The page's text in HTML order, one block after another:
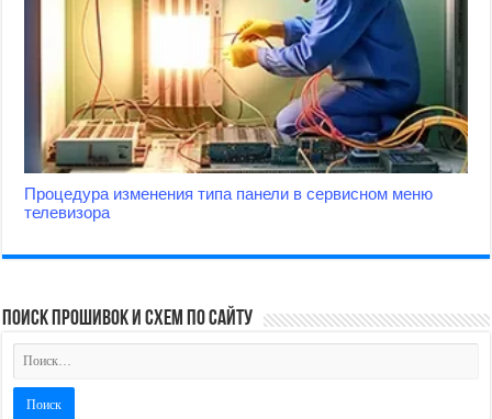
Процедура изменения типа панели в сервисном меню
телевизора
поиск прошивок и схем по сайту